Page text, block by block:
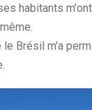
habitants
Brésil m'a